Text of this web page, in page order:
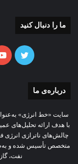
ما را دنبال کنید
توییتر
درباره‌ی ما
سایت «خط انرژی»
با هدف ارائه تحلیل‌های
چالش‌های ناترازی انرژی
متخصص تأسیس شده و
نفت،